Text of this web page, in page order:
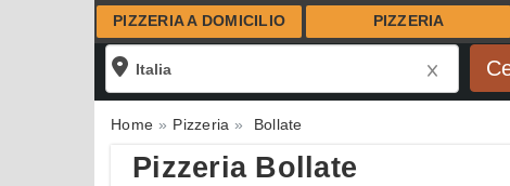
PIZZERIA A DOMICILIO PIZZERIA
Home Pizzeria Bollate
Pizzeria Bollate